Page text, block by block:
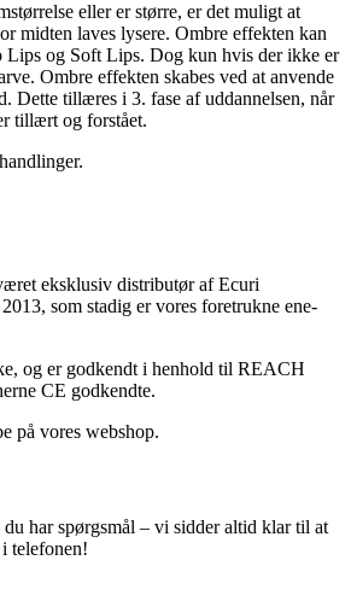
eller er større, er det muligt at
midten laves lysere. Ombre effekten kan
Lips og Soft Lips. Dog kun hvis der ikke er
Ombre effekten skabes ved at anvende
Dette tillæres i 3. fase af uddannelsen, når
tillært og forstået.
eksklusiv distributør af Ecuri
som stadig er vores foretrukne ene-
og er godkendt i henhold til REACH
CE godkendte.
på vores webshop.
har spørgsmål – vi sidder altid klar til at
telefonen!